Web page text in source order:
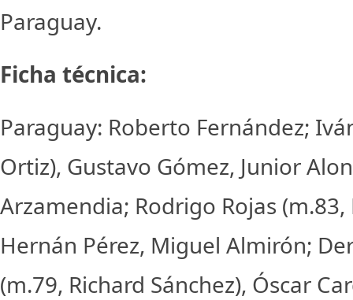
Paraguay.
Ficha técnica:
Paraguay: Roberto Fernández;
Ortiz), Gustavo Gómez, Junior
Arzamendia; Rodrigo Rojas (m.83,
Hernán Pérez, Miguel Almirón;
(m.79, Richard Sánchez), Óscar